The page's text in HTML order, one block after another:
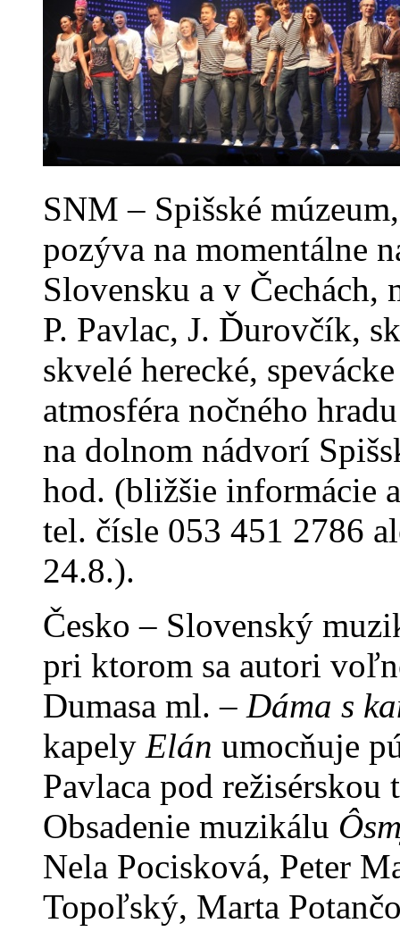
SNM – Spišské
pozýva na momentálne
Slovensku a v
P. Pavlac, J. Ďurovčík,
skvelé herecké,
atmosféra nočného
na dolnom nádvorí
hod. (bližšie informácie
tel. čísle 053 451 2786
24.8.).
Česko – Slovenský
pri ktorom sa autori
Dumasa ml. – Dáma s
kapely Elán umocňuje
Pavlaca pod
Obsadenie muzikálu
Nela Pocisková, Peter
Topoľský, Marta